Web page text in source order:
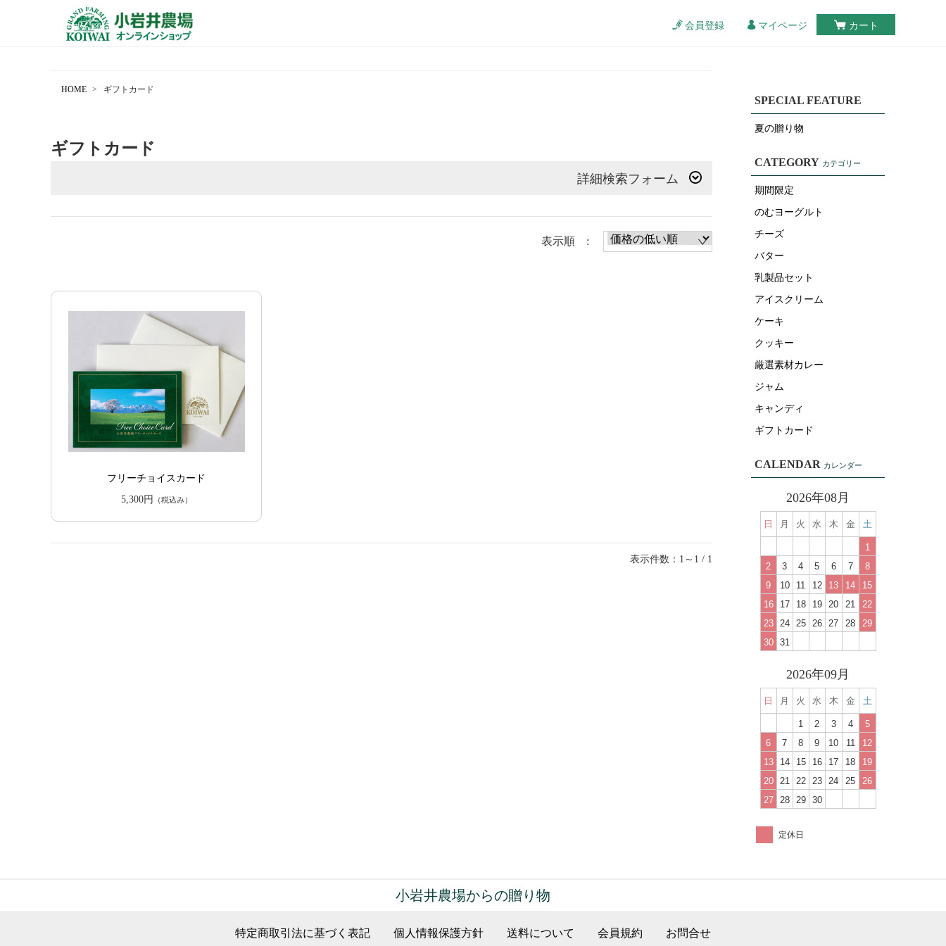
会員登録 マイページ カート
HOME ギフトカード
ギフトカード
詳細検索フォーム
表示順 :
フリーチョイスカード
5,300円
（税込み）
表示件数：1～1 / 1
SPECIAL FEATURE
夏の贈り物
CATEGORY カテゴリー
期間限定
のむヨーグルト
チーズ
バター
乳製品セット
アイスクリーム
ケーキ
クッキー
厳選素材カレー
ジャム
キャンディ
ギフトカード
CALENDAR カレンダー
2026年08月
日 月 火 水 木 金 土
1
2
3 4 5 6 7
8
9
10 11 12 13 14
15
16
17 18 19 20 21
22
23
24 25 26 27 28
29
30
31
2026年09月
日 月 火 水 木 金 土
1 2 3 4
5
6
7 8 9 10 11
12
13
14 15 16 17 18
19
20
21 22 23 24 25
26
27
28 29 30
定休日
小岩井農場からの贈り物
特定商取引法に基づく表記 個人情報保護方針 送料について 会員規約 お問合せ